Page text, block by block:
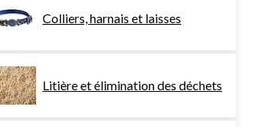
Colliers, harnais et laisses
Litière et élimination des déchets